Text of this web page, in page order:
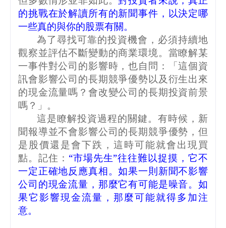
的挑戰在於解讀所有的新聞事件，以決定哪
一些真的與你的股票有關。
為了尋找可靠的投資機會，必須持續地
觀察並評估不斷變動的商業環境。當瞭解某
一事件對公司的影響時，也自問：「這個資
訊會影響公司的長期競爭優勢以及衍生出來
的現金流量嗎？會改變公司的長期投資前景
嗎？」。
這是瞭解投資過程的關鍵。有時候，新
聞報導並不會影響公司的長期競爭優勢，但
是股價還是會下跌，這時可能就會出現買
點。記住： “市場先生”往往難以捉摸，它不
一定正確地反應真相。如果一則新聞不影響
公司的現金流量，那麼它有可能是噪音。如
果它影響現金流量，那麼可能就得多加注
意。